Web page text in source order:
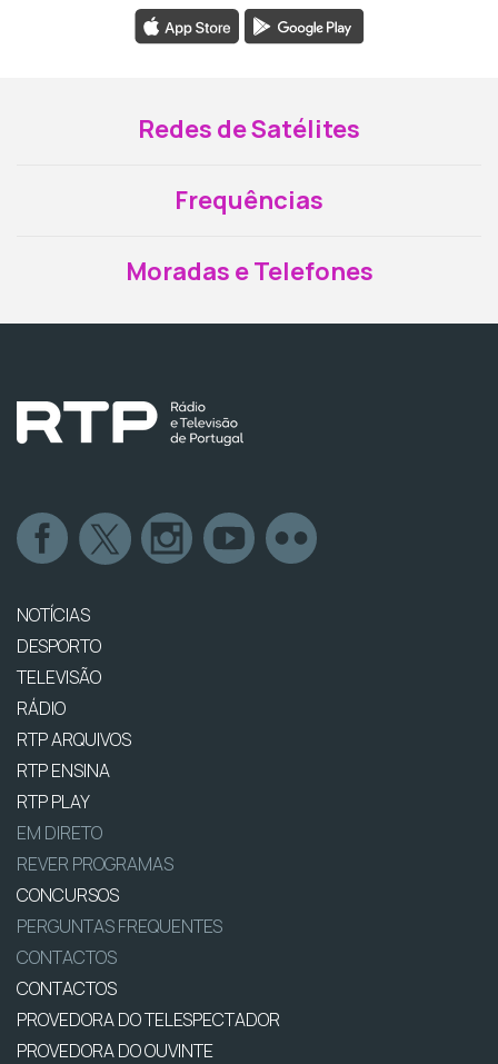
Redes de Satélites
Frequências
Moradas e Telefones
NOTÍCIAS
DESPORTO
TELEVISÃO
RÁDIO
RTP ARQUIVOS
RTP ENSINA
RTP PLAY
EM DIRETO
REVER PROGRAMAS
CONCURSOS
PERGUNTAS FREQUENTES
CONTACTOS
CONTACTOS
PROVEDORA DO TELESPECTADOR
PROVEDORA DO OUVINTE